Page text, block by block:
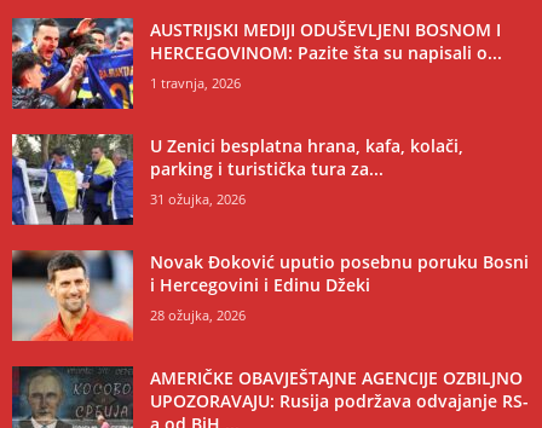
AUSTRIJSKI MEDIJI ODUŠEVLJENI BOSNOM I
HERCEGOVINOM: Pazite šta su napisali o...
1 travnja, 2026
U Zenici besplatna hrana, kafa, kolači,
parking i turistička tura za...
31 ožujka, 2026
Novak Đoković uputio posebnu poruku Bosni
i Hercegovini i Edinu Džeki
28 ožujka, 2026
AMERIČKE OBAVJEŠTAJNE AGENCIJE OZBILJNO
UPOZORAVAJU: Rusija podržava odvajanje RS-